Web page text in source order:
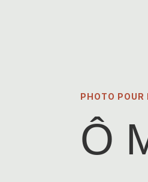
PHOTO POUR
Ô